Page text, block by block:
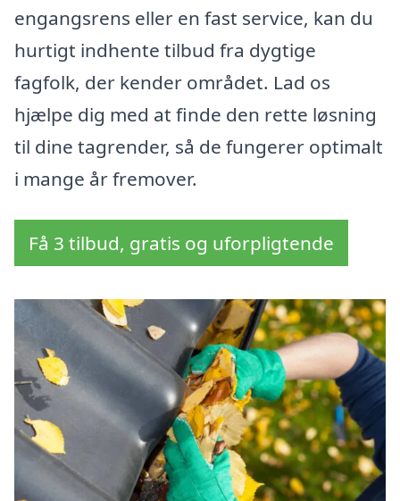
engangsrens eller en fast service, kan du
hurtigt indhente tilbud fra dygtige
fagfolk, der kender området. Lad os
hjælpe dig med at finde den rette løsning
til dine tagrender, så de fungerer optimalt
i mange år fremover.
Få 3 tilbud, gratis og uforpligtende